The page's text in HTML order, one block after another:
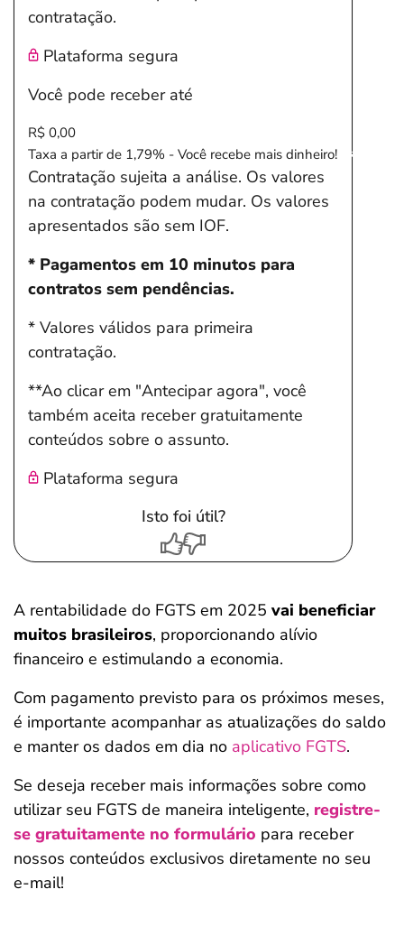
Salvar Ferramenta
contratação.
Plataforma segura
Você pode receber até
R$ 0,00
Taxa a partir de 1,79% - Você recebe mais dinheiro!
Contratação sujeita a análise. Os valores
na contratação podem mudar. Os valores
apresentados são sem IOF.
* Pagamentos em 10 minutos para
contratos sem pendências.
* Valores válidos para primeira
contratação.
**Ao clicar em "Antecipar agora", você
também aceita receber gratuitamente
conteúdos sobre o assunto.
Plataforma segura
Isto foi útil?
A rentabilidade do FGTS em 2025 vai beneficiar
muitos brasileiros, proporcionando alívio
financeiro e estimulando a economia.
Com pagamento previsto para os próximos meses,
é importante acompanhar as atualizações do saldo
e manter os dados em dia no aplicativo FGTS.
Se deseja receber mais informações sobre como
utilizar seu FGTS de maneira inteligente, registre-
se gratuitamente no formulário para receber
nossos conteúdos exclusivos diretamente no seu
e-mail!